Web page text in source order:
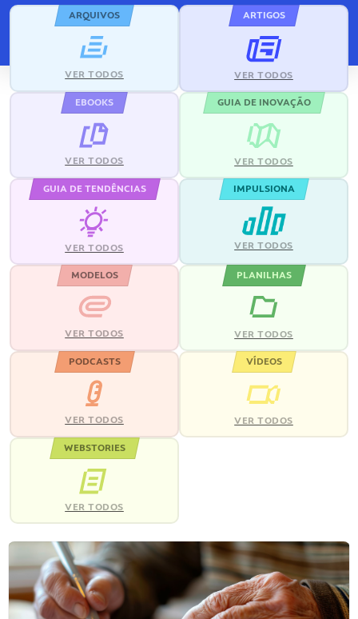
ARQUIVOS
VER TODOS
ARTIGOS
VER TODOS
EBOOKS
VER TODOS
GUIA DE INOVAÇÃO
VER TODOS
GUIA DE TENDÊNCIAS
VER TODOS
IMPULSIONA
VER TODOS
MODELOS
VER TODOS
PLANILHAS
VER TODOS
PODCASTS
VER TODOS
VÍDEOS
VER TODOS
WEBSTORIES
VER TODOS